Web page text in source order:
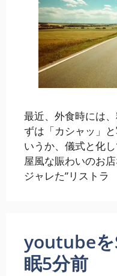
最近、外食時には
ずは「カシャッ」
いうか、儀式と化
屋風な賑わいのお
ジャレた”リストラ
youtubeを
眠5分前